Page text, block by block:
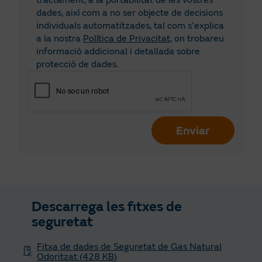
Ciudad Real
Còrdova
Conca
Granada
Illes Balears
Jaén
dades, així com a no ser objecte de decisions
individuals automatitzades, tal com s’explica
a la nostra Política de Privacitat, on trobareu
informació addicional i detallada sobre
protecció de dades.
Enviar
Descarrega les fitxes de
seguretat
Fitxa de dades de Seguretat de Gas Natural
Odoritzat (428 KB)